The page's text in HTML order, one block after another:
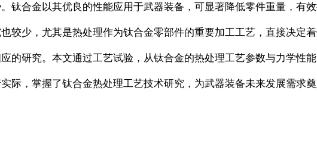
钛合金以其优良的性能应用于武器装备，可显著降低零件重量，有
较少，尤其是热处理作为钛合金零部件的重要加工工艺，直接决定
的研究。本文通过工艺试验，从钛合金的热处理工艺参数与力学性
际，掌握了钛合金热处理工艺技术研究，为武器装备未来发展需求奠